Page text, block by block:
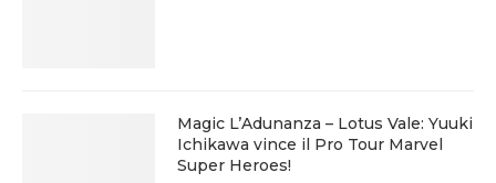
Magic L’Adunanza – Lotus Vale: Yuuki
Ichikawa vince il Pro Tour Marvel
Super Heroes!